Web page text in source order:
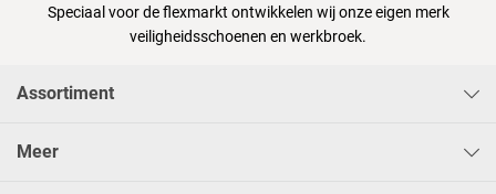
Speciaal voor de flexmarkt ontwikkelen wij onze eigen merk
veiligheidsschoenen en werkbroek.
Assortiment
Meer